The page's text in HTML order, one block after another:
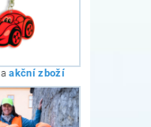
aakční zboží